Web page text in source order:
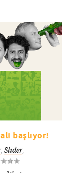
başlıyor!
,Slider,